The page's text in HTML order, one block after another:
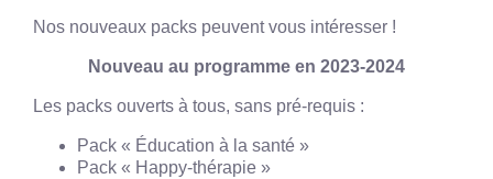
Nos nouveaux packs peuvent vous intéresser !
Nouveau au programme en 2023-2024
Les packs ouverts à tous, sans pré-requis :
Pack « Éducation à la santé »
Pack « Happy-thérapie »